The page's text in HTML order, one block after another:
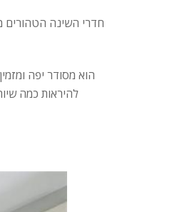
חדרי השינה הטהורים
הוא מסודר יפה
להיראות כמה